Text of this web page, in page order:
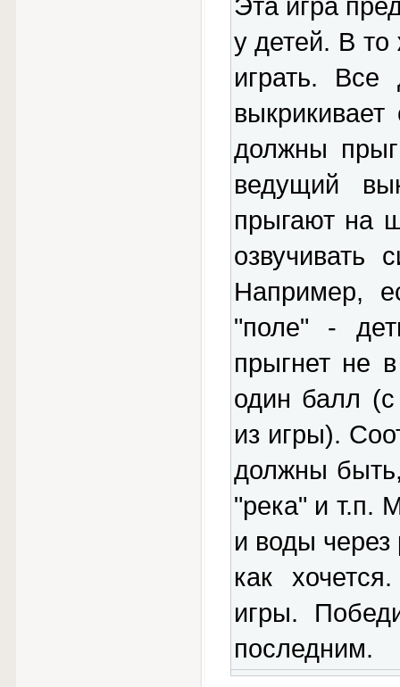
Эта игра
у детей. В то
играть. Все
должны
ведущий
прыгают на
озвучивать
Например,
"поле" -
прыгнет не
один балл
из игры).
должны
"река" и т.п.
и воды через
как
игры.
последним.